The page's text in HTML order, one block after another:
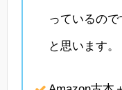
っているの
と思います。